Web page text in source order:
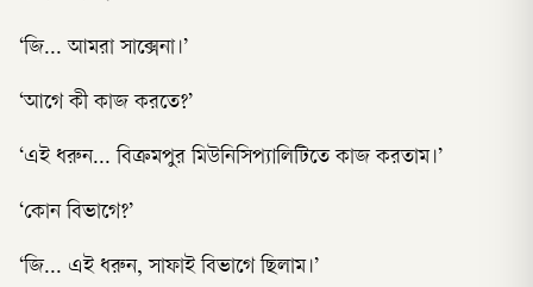
‘জি... আমরা সাক্সেনা।’
‘আগে কী কাজ করতে?’
‘এই ধরুন... বিক্রমপুর মিউনিসিপ্যালিটিতে কাজ করতাম।’
‘কোন বিভাগে?’
‘জি... এই ধরুন, সাফাই বিভাগে ছিলাম।’